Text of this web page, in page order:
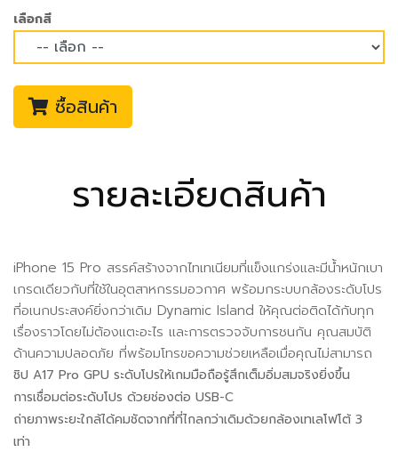
เลือกสี
ซื้อสินค้า
รายละเอียดสินค้า
iPhone 15 Pro สรรค์สร้างจากไทเทเนียมที่แข็งแกร่งและมีน้ำหนักเบา
เกรดเดียวกับที่ใช้ในอุตสาหกรรมอวกาศ พร้อมกระบบกล้องระดับโปร
ที่อเนกประสงค์ยิ่งกว่าเดิม Dynamic Island ให้คุณต่อติดได้กับทุก
เรื่องราวโดยไม่ต้องแตะอะไร และการตรวจจับการชนกัน คุณสมบัติ
ด้านความปลอดภัย ที่พร้อมโทรขอความช่วยเหลือเมื่อคุณไม่สามารถ
ชิป A17 Pro GPU ระดับโปรให้เกมมือถือรู้สึกเต็มอิ่มสมจริงยิ่งขึ้น
การเชื่อมต่อระดับโปร ด้วยช่องต่อ USB-C
ถ่ายภาพระยะใกล้ได้คมชัดจากที่ที่ไกลกว่าเดิมด้วยกล้องเทเลโฟโต้ 3
เท่า